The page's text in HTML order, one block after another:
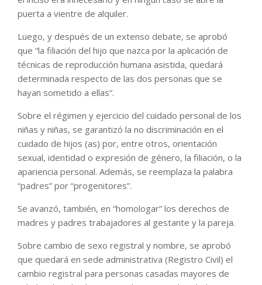
puerta a vientre de alquiler.
Luego, y después de un extenso debate, se aprobó
que “la filiación del hijo que nazca por la aplicación de
técnicas de reproducción humana asistida, quedará
determinada respecto de las dos personas que se
hayan sometido a ellas”.
Sobre el régimen y ejercicio del cuidado personal de los
niñas y niñas, se garantizó la no discriminación en el
cuidado de hijos (as) por, entre otros, orientación
sexual, identidad o expresión de género, la filiación, o la
apariencia personal. Además, se reemplaza la palabra
“padres” por “progenitores”.
Se avanzó, también, en “homologar” los derechos de
madres y padres trabajadores al gestante y la pareja.
Sobre cambio de sexo registral y nombre, se aprobó
que quedará en sede administrativa (Registro Civil) el
cambio registral para personas casadas mayores de